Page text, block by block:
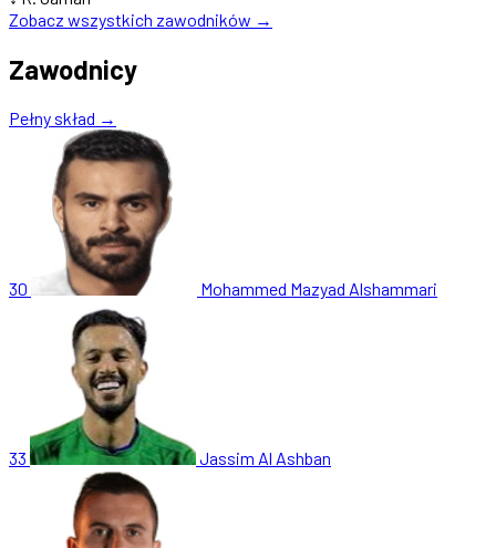
Zobacz wszystkich zawodników →
Zawodnicy
Pełny skład →
30 Mohammed Mazyad Alshammari
33 Jassim Al Ashban